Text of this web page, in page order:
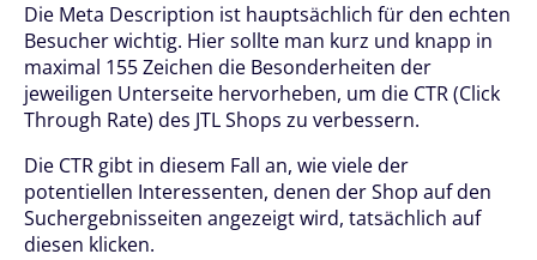
Die Meta Description ist hauptsächlich für den echten
Besucher wichtig. Hier sollte man kurz und knapp in
maximal 155 Zeichen die Besonderheiten der
jeweiligen Unterseite hervorheben, um die CTR (Click
Through Rate) des JTL Shops zu verbessern.
Die CTR gibt in diesem Fall an, wie viele der
potentiellen Interessenten, denen der Shop auf den
Suchergebnisseiten angezeigt wird, tatsächlich auf
diesen klicken.